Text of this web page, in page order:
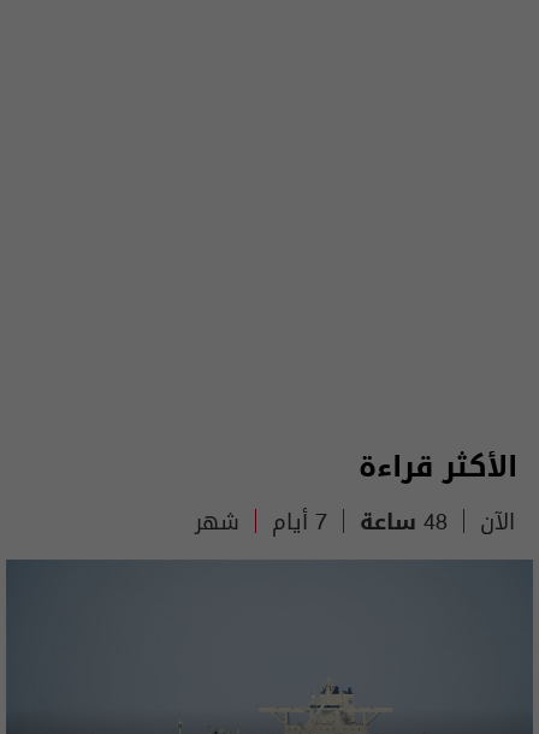
الأكثر قراءة
الآن 48 ساعة 7 أيام شهر